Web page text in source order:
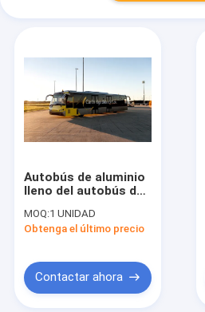
Autobús de aluminio
lleno del autobús de
aeropuerto del radio
de la vuelta del
cuerpo aero-
MOQ:1 UNIDAD
Obtenga el último precio
Contactar ahora